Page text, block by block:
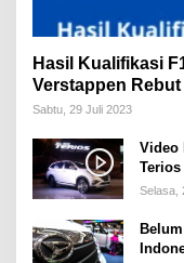
Hasil Kualifikasi
Verstappen
Sabtu, 29 Juli 2023
Video
Terios
Selasa,